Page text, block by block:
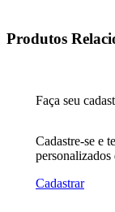
Produtos
Faça seu
Cadastre-se e
personalizados
Cadastrar